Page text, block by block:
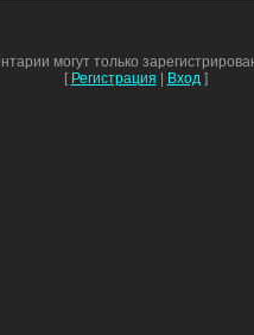
могут только
[ Регистрация | Вход ]